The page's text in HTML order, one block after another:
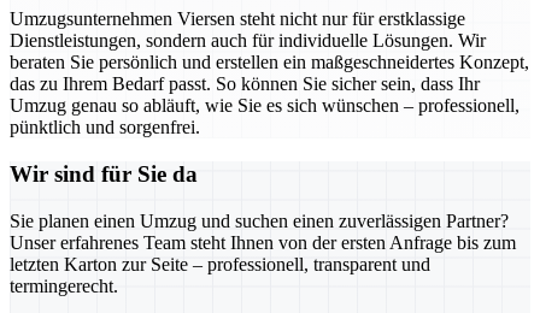
Umzugsunternehmen Viersen steht nicht nur für erstklassige
Dienstleistungen, sondern auch für individuelle Lösungen. Wir
beraten Sie persönlich und erstellen ein maßgeschneidertes Konzept,
das zu Ihrem Bedarf passt. So können Sie sicher sein, dass Ihr
Umzug genau so abläuft, wie Sie es sich wünschen – professionell,
pünktlich und sorgenfrei.
Wir sind für Sie da
Sie planen einen Umzug und suchen einen zuverlässigen Partner?
Unser erfahrenes Team steht Ihnen von der ersten Anfrage bis zum
letzten Karton zur Seite – professionell, transparent und
termingerecht.